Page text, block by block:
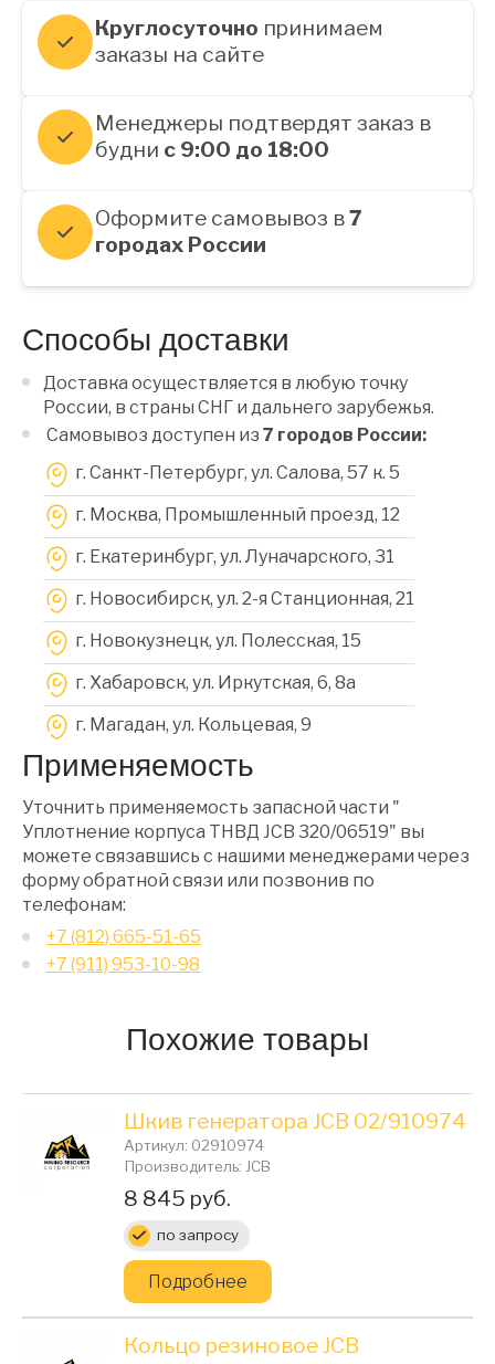
Круглосуточно принимаем
заказы на сайте
Менеджеры подтвердят заказ в
будни с 9:00 до 18:00
Оформите самовывоз в7
городах России
Способы доставки
Доставка осуществляется в любую точку
России, в страны СНГ и дальнего зарубежья.
Самовывоз доступен из 7 городов России:
г. Санкт-Петербург, ул. Салова, 57 к. 5
г. Москва, Промышленный проезд, 12
г. Екатеринбург, ул. Луначарского, 31
г. Новосибирск, ул. 2-я Станционная, 21
г. Новокузнецк, ул. Полесская, 15
г. Хабаровск, ул. Иркутская, 6, 8a
г. Магадан, ул. Кольцевая, 9
Применяемость
Уточнить применяемость запасной части "
Уплотнение корпуса ТНВД JCB 320/06519" вы
можете связавшись с нашими менеджерами через
форму обратной связи или позвонив по
телефонам:
+7 (812) 665-51-65
+7 (911) 953-10-98
Похожие товары
Шкив генератора JCB 02/910974
Артикул: 02910974
Производитель: JCB
Цена:
8 845 руб.
по запросу
Подробнее
Кольцо резиновое JCB